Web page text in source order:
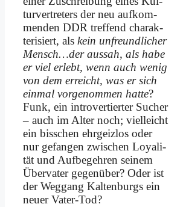
tur­ver­tre­ters der neu auf­kom­
men­den DDR tref­fend cha­rak­
te­ri­siert, als kein un­freund­li­cher
Mensch…der aus­sah, als ha­be
er viel er­lebt, wenn auch we­nig
von dem er­reicht, was er sich
ein­mal vor­ge­nom­men hat­te?
Funk, ein in­tro­ver­tier­ter Su­cher
– auch im Al­ter noch; viel­leicht
ein biss­chen ehr­geiz­los oder
nur ge­fan­gen zwi­schen Loya­li­
tät und Auf­be­geh­ren sei­nem
Über­va­ter ge­gen­über? Oder ist
der Weg­gang Kal­ten­burgs ein
neu­er Va­ter-Tod?